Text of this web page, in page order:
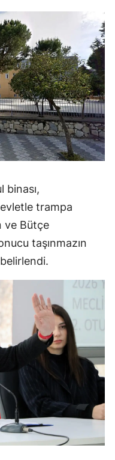
binası,
trampa
ve Bütçe
taşınmazın